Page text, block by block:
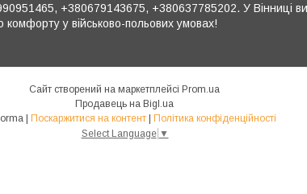
+380679143675, +380637785202. У Вінниці ви
у військово-польових умовах!
Сайт створений на маркетплейсі Prom.ua
Продавець на Bigl.ua
CamForma | Поскаржитися на контент | Політика конфіденційності
Select Language ▼